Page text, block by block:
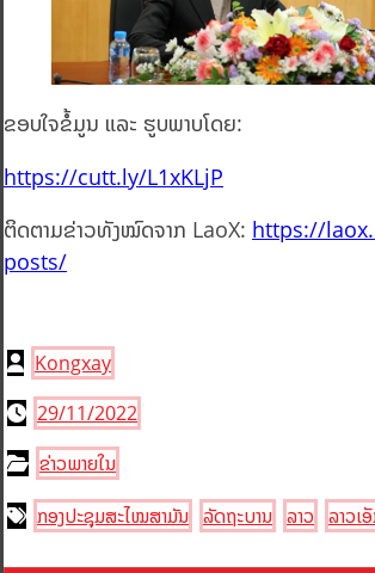
ຂອບໃຈຂໍ້ມູນ ແລະ ຮູບພາບໂດຍ:
https://cutt.ly/L1xKLjP
ຕິດຕາມຂ່າວທັງໝົດຈາກ LaoX: https://
posts/
Kongxay
29/11/2022
ຂ່າວພາຍໃນ
ກອງປະຊຸມສະໄໝສາມັນ ລັດຖະບານ ລາວ ລາວເ